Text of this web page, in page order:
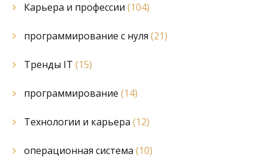
Карьера и профессии (104)
программирование с нуля (21)
Тренды IT (15)
программирование (14)
Технологии и карьера (12)
операционная система (10)